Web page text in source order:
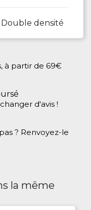
Double densité
à partir de 69€
d'avis !
? Renvoyez-le
la même